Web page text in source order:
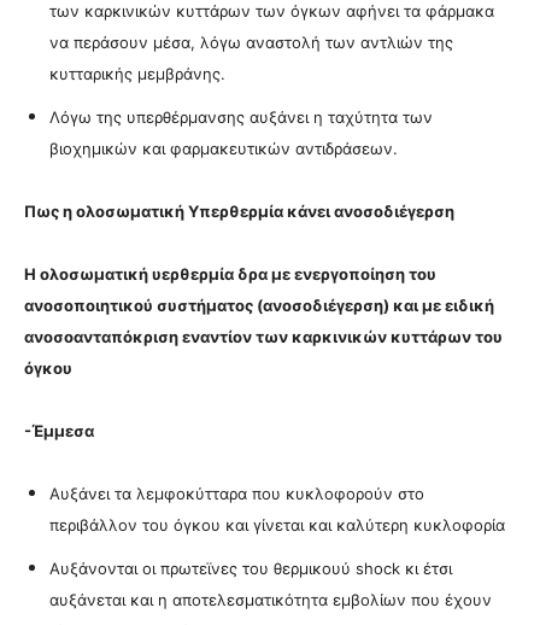
των καρκινικών κυττάρων των όγκων αφήνει τα φάρμακα
να περάσουν μέσα, λόγω αναστολή των αντλιών της
κυτταρικής μεμβράνης.
Λόγω της υπερθέρμανσης αυξάνει η ταχύτητα των
βιοχημικών και φαρμακευτικών αντιδράσεων.
Πως η ολοσωματική Υπερθερμία κάνει ανοσοδιέγερση
Η ολοσωματική υερθερμία δρα με ενεργοποίηση του
ανοσοποιητικού συστήματος (ανοσοδιέγερση) και με ειδική
ανοσοανταπόκριση εναντίον των καρκινικών κυττάρων του
όγκου
-Έμμεσα
Αυξάνει τα λεμφοκύτταρα που κυκλοφορούν στο
περιβάλλον του όγκου και γίνεται και καλύτερη κυκλοφορία
Αυξάνονται οι πρωτεϊνες του θερμικουύ shock κι έτσι
αυξάνεται και η αποτελεσματικότητα εμβολίων που έχουν